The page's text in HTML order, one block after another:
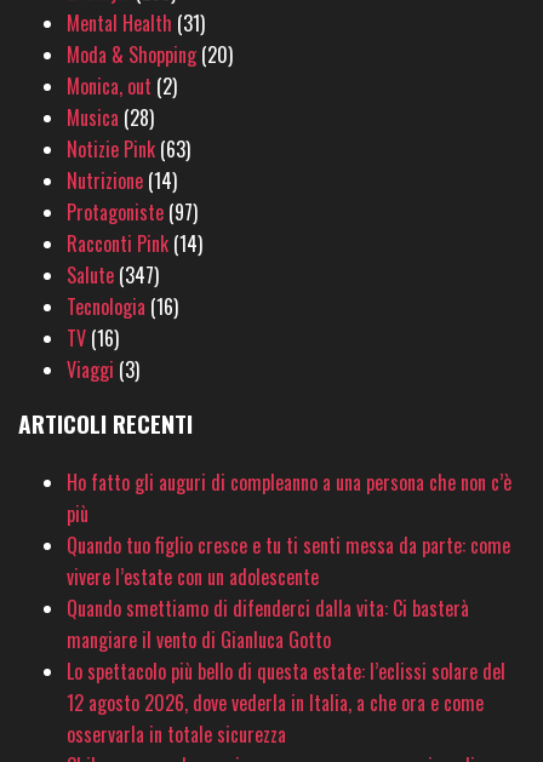
Mental Health (31)
Moda & Shopping(20)
Monica, out (2)
Musica (28)
Notizie Pink (63)
Nutrizione (14)
Protagoniste (97)
Racconti Pink (14)
Salute (347)
Tecnologia (16)
TV (16)
Viaggi (3)
ARTICOLI RECENTI
Ho fatto gli auguri di compleanno a una persona che non c’è
più
Quando tuo figlio cresce e tu ti senti messa da parte: come
vivere l’estate con un adolescente
Quando smettiamo di difenderci dalla vita: Ci basterà
mangiare il vento di Gianluca Gotto
Lo spettacolo più bello di questa estate: l’eclissi solare del
12 agosto 2026, dove vederla in Italia, a che ora e come
osservarla in totale sicurezza